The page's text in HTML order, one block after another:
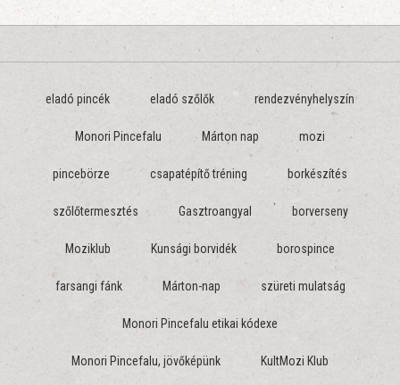
eladó pincék eladó szőlők rendezvényhelyszín
Monori Pincefalu Márton nap mozi
pincebörze csapatépítő tréning borkészítés
szőlőtermesztés Gasztroangyal borverseny
Moziklub Kunsági borvidék borospince
farsangi fánk Márton-nap szüreti mulatság
Monori Pincefalu etikai kódexe
Monori Pincefalu, jövőképünk KultMozi Klub